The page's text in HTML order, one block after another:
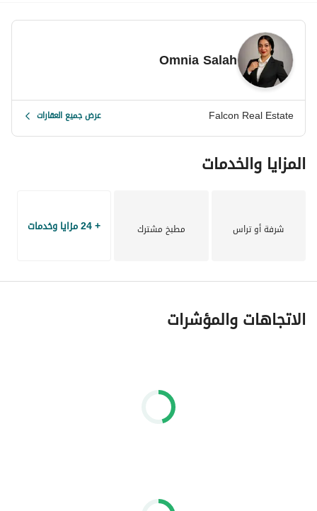
Omnia Salah
Falcon Real Estate عرض جميع العقارات
المزايا والخدمات
شرفة أو تراس مطبخ مشترك + 24 مزايا وخدمات
الاتجاهات والمؤشرات